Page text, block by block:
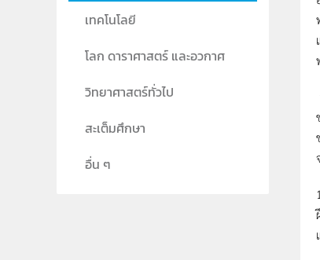
เทคโนโลยี
โลก ดาราศาสตร์ และอวกาศ
วิทยาศาสตร์ทั่วไป
สะเต็มศึกษา
อื่น ๆ